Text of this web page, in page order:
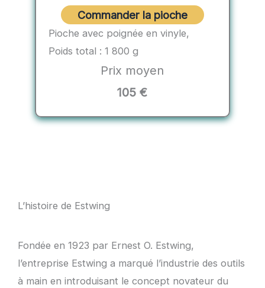
Commander la pioche
Pioche avec poignée en vinyle,
Poids total : 1 800 g
Prix moyen
105 €
L’histoire de Estwing
Fondée en 1923 par Ernest O. Estwing,
l’entreprise Estwing a marqué l’industrie des outils
à main en introduisant le concept novateur du